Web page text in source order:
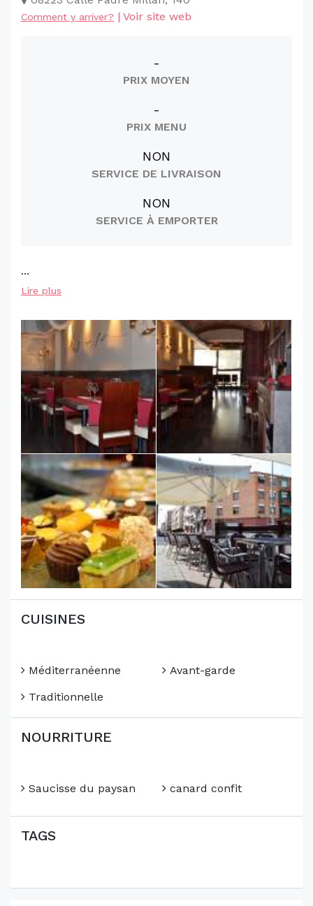
Comment y arriver? | Voir site web
-
PRIX MOYEN
-
PRIX MENU
NON
SERVICE DE LIVRAISON
NON
SERVICE À EMPORTER
...
Lire plus
CUISINES
Méditerranéenne
Traditionnelle
Avant-garde
NOURRITURE
Saucisse du paysan canard confit
TAGS